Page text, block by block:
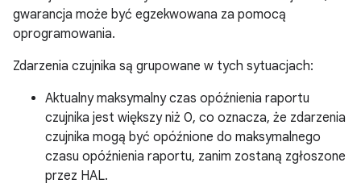
gwarancja może być egzekwowana za pomocą
oprogramowania.
Zdarzenia czujnika są grupowane w tych sytuacjach:
Aktualny maksymalny czas opóźnienia raportu
czujnika jest większy niż 0, co oznacza, że zdarzenia
czujnika mogą być opóźnione do maksymalnego
czasu opóźnienia raportu, zanim zostaną zgłoszone
przez HAL.